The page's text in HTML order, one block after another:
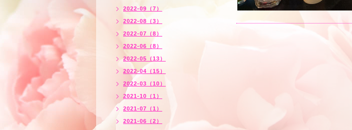
2022-09（7）
2022-08（3）
2022-07（8）
2022-06（8）
2022-05（13）
2022-04（15）
2022-03（10）
2021-10（1）
2021-07（1）
2021-06（2）